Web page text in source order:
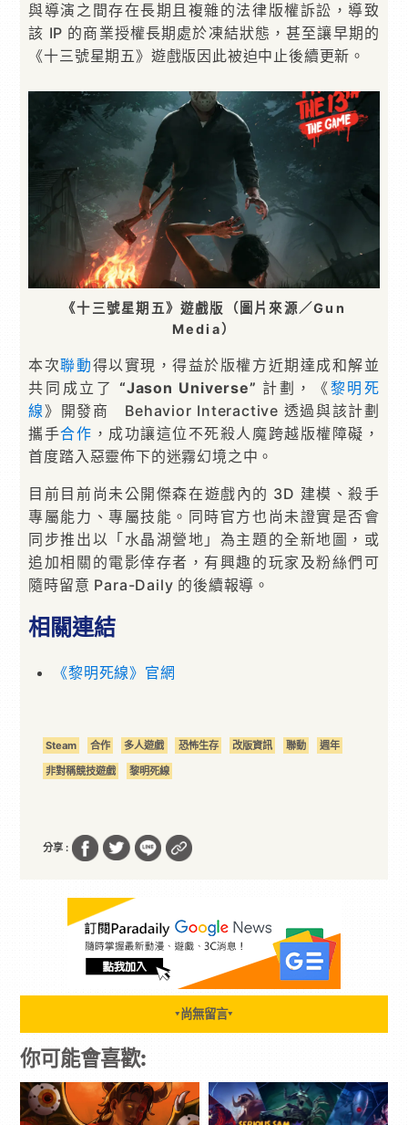
與導演之間存在長期且複雜的法律版權訴訟，導致
該 IP 的商業授權長期處於凍結狀態，甚至讓早期的
《十三號星期五》遊戲版因此被迫中止後續更新。
《十三號星期五》遊戲版（圖片來源／Gun
Media）
本次聯動得以實現，得益於版權方近期達成和解並
共同成立了 “Jason Universe” 計劃，《黎明死
線》開發商 Behavior Interactive 透過與該計劃
攜手合作 ，成功讓這位不死殺人魔跨越版權障礙，
首度踏入惡靈佈下的迷霧幻境之中。
目前目前尚未公開傑森在遊戲內的 3D 建模、殺手
專屬能力、專屬技能。同時官方也尚未證實是否會
同步推出以「水晶湖營地」為主題的全新地圖，或
追加相關的電影倖存者，有興趣的玩家及粉絲們可
隨時留意 Para-Daily 的後續報導。
相關連結
《黎明死線》官網
Steam 合作 多人遊戲 恐怖生存 改版資訊 聯動
週年
非對稱競技遊戲
黎明死線
分享 :
▼ 尚無留言▼
你可能會喜歡: